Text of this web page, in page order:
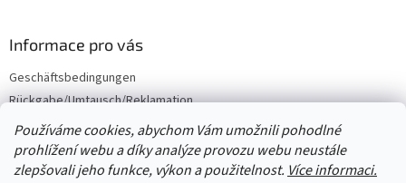
Používáme cookies, abychom Vám umožnili pohodlné
prohlížení webu a díky analýze provozu webu neustále
zlepšovali jeho funkce, výkon a použitelnost. Více informaci.
l
Informace pro vás
Geschäftsbedingungen
Rückgabe/Umtausch/Reklamation
Großhandel